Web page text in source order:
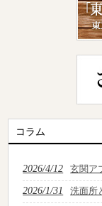
コラム
2026/4/12 玄関ア
2026/1/31 洗面所